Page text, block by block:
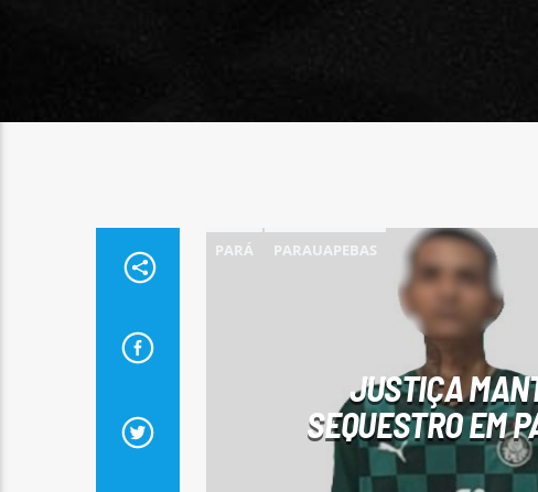
PARÁ PARAUAPEBAS
JUSTIÇA
SEQUESTRO EM